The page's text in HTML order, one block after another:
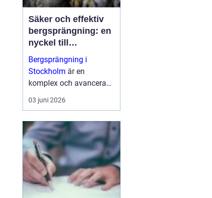
Säker och effektiv
bergsprängning: en
nyckel till
framgångsrika
byggprojekt
Bergsprängning i
Stockholm är en
komplex och avancerad
process som spelar en
central roll i moderna
infrastruktursprojekt. ...
03 juni 2026